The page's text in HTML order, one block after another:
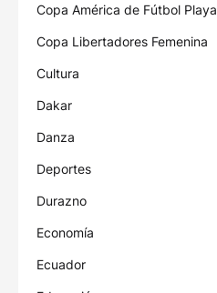
Copa América de Fútbol Playa
Copa Libertadores Femenina
Cultura
Dakar
Danza
Deportes
Durazno
Economía
Ecuador